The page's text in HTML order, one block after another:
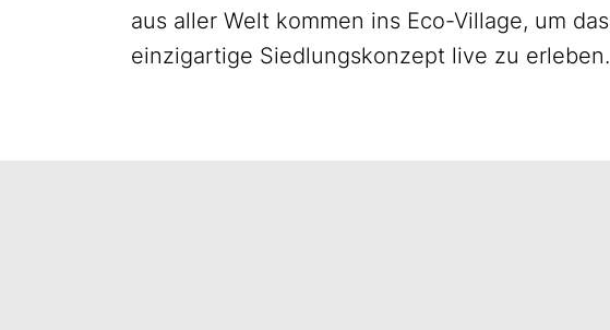
aus aller Welt kommen ins Eco-Village, um das
einzigartige Siedlungskonzept live zu erleben.